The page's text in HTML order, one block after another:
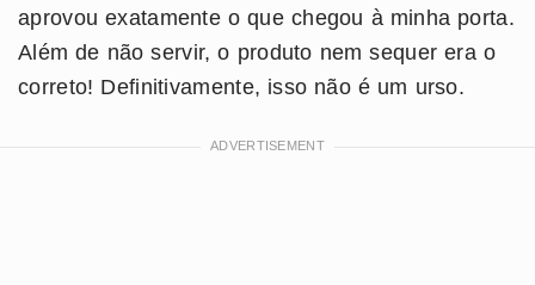
aprovou exatamente o que chegou à minha porta.
Além de não servir, o produto nem sequer era o
correto! Definitivamente, isso não é um urso.